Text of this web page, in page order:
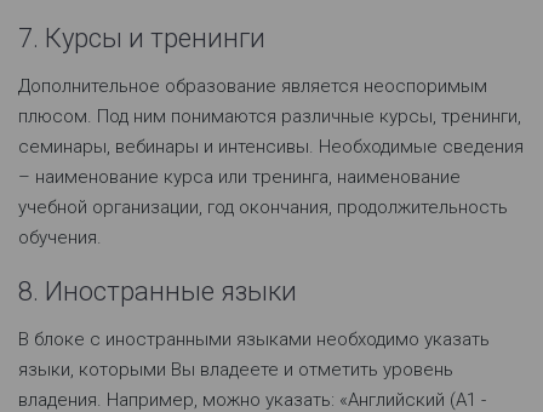
7. Курсы и тренинги
Дополнительное образование является неоспоримым
плюсом. Под ним понимаются различные курсы, тренинги,
семинары, вебинары и интенсивы. Необходимые сведения
– наименование курса или тренинга, наименование
учебной организации, год окончания, продолжительность
обучения.
8. Иностранные языки
В блоке с иностранными языками необходимо указать
языки, которыми Вы владеете и отметить уровень
владения. Например, можно указать: «Английский (А1 -